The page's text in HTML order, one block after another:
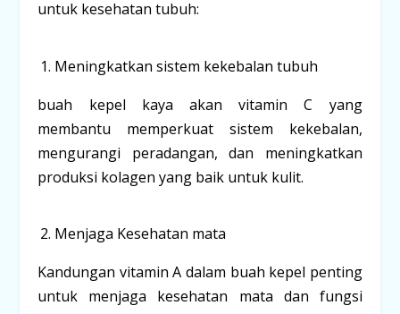
untuk kesehatan tubuh:
Meningkatkan sistem kekebalan tubuh
buah kepel kaya akan vitamin C yang
membantu memperkuat sistem kekebalan,
mengurangi peradangan, dan meningkatkan
produksi kolagen yang baik untuk kulit.
Menjaga Kesehatan mata
Kandungan vitamin A dalam buah kepel penting
untuk menjaga kesehatan mata dan fungsi